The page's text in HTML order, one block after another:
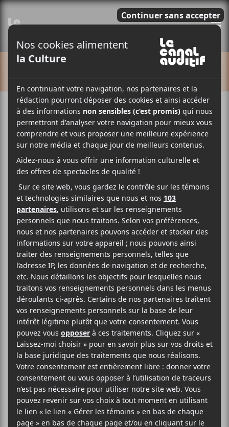
Cet évènement est passé.
FAÇADES et Émile Bourgault
2022-06-16 @ 20:30-23:0011,59$
FAÇADES et Émile Bourgault se sont rencontrés aux
Francouvertes 2022. Ils partageront la scène le jeudi
16 juin 2022 à 20h30 au Turbo Haus.
Portes : 20h
Spectacle : 20h30
AJOUTER AU CALENDRIER
DÉTAILS
Date :
2022-06-16